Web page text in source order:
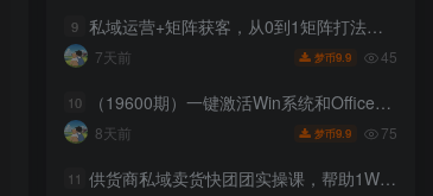
9 私域运营+矩阵获客，从0到1矩阵打法，一人20台设备起步，开启规模化自动引流模式！
7天前 梦币9.9 45
10 （19600期）一键激活Win系统和Office办公软件，最强电脑激活KMS HUE工具，免费永久可用，支持win系统使用
8天前 梦币9.9 75
11 供货商私域卖货快团团实操课，帮助1W+供货商快速入局快团团